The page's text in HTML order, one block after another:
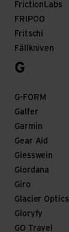
FrictionLabs
FRIPOO
Fritschi
Fällkniven
G
G-FORM
Galfer
Garmin
Gear Aid
Giesswein
Giordana
Giro
Glacier Optics
Gloryfy
GO Travel